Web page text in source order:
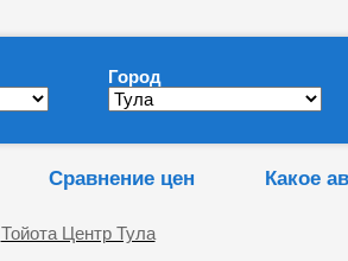
Город
Сравнение цен Какое
Тойота Центр Тула